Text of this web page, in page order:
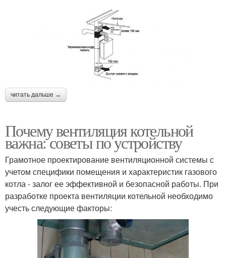
читать дальше →
Почему вентиляция котельной
важна: советы по устройству
Грамотное проектирование вентиляционной системы с
учетом специфики помещения и характеристик газового
котла - залог ее эффективной и безопасной работы. При
разработке проекта вентиляции котельной необходимо
учесть следующие факторы: